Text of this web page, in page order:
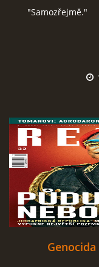
"Samozřejmě."